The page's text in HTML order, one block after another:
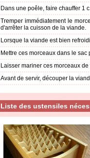
Dans une poêle, faire chauffer 1
Tremper immédiatement le
d'arrêter la cuisson de la viande.
Lorsque la viande est bien
Mettre ces morceaux dans le
Laisser mariner ces morceaux
Avant de servir, découper la
Liste des ustensiles